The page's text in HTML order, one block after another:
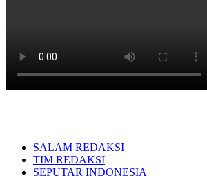
SALAM REDAKSI
TIM REDAKSI
SEPUTAR INDONESIA